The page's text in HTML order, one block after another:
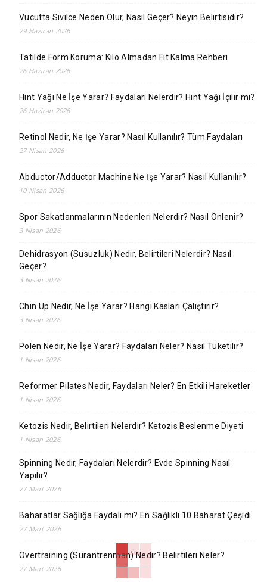
Vücutta Sivilce Neden Olur, Nasıl Geçer? Neyin Belirtisidir?
29 Haziran 2026
Tatilde Form Koruma: Kilo Almadan Fit Kalma Rehberi
26 Haziran 2026
Hint Yağı Ne İşe Yarar? Faydaları Nelerdir? Hint Yağı İçilir mi?
26 Haziran 2026
Retinol Nedir, Ne İşe Yarar? Nasıl Kullanılır? Tüm Faydaları
27 Nisan 2026
Abductor/Adductor Machine Ne İşe Yarar? Nasıl Kullanılır?
10 Nisan 2026
Spor Sakatlanmalarının Nedenleri Nelerdir? Nasıl Önlenir?
3 Nisan 2026
Dehidrasyon (Susuzluk) Nedir, Belirtileri Nelerdir? Nasıl
Geçer?
3 Nisan 2026
Chin Up Nedir, Ne İşe Yarar? Hangi Kasları Çalıştırır?
3 Nisan 2026
Polen Nedir, Ne İşe Yarar? Faydaları Neler? Nasıl Tüketilir?
1 Nisan 2026
Reformer Pilates Nedir, Faydaları Neler? En Etkili Hareketler
1 Nisan 2026
Ketozis Nedir, Belirtileri Nelerdir? Ketozis Beslenme Diyeti
1 Nisan 2026
Spinning Nedir, Faydaları Nelerdir? Evde Spinning Nasıl
Yapılır?
27 Mart 2026
Baharatlar Sağlığa Faydalı mı? En Sağlıklı 10 Baharat Çeşidi
27 Mart 2026
Overtraining (Sürantrenman) Nedir? Belirtileri Neler?
27 Mart 2026